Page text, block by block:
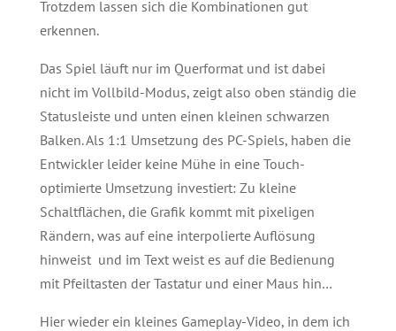
Trotzdem lassen sich die Kombinationen gut
erkennen.
Das Spiel läuft nur im Querformat und ist dabei
nicht im Vollbild-Modus, zeigt also oben ständig die
Statusleiste und unten einen kleinen schwarzen
Balken. Als 1:1 Umsetzung des PC-Spiels, haben die
Entwickler leider keine Mühe in eine Touch-
optimierte Umsetzung investiert: Zu kleine
Schaltflächen, die Grafik kommt mit pixeligen
Rändern, was auf eine interpolierte Auflösung
hinweist und im Text weist es auf die Bedienung
mit Pfeiltasten der Tastatur und einer Maus hin…
Hier wieder ein kleines Gameplay-Video, in dem ich